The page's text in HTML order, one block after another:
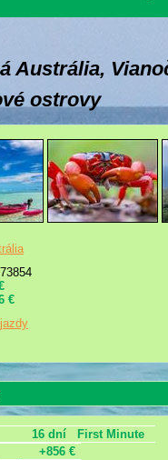
Austrália,
ostrovy
€
16 dní
First Minute
+856 €